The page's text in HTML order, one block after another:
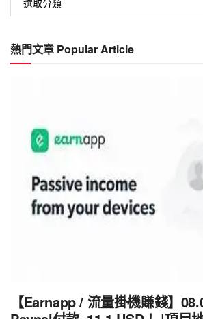
類
Category
熱門文章 Popular Article
【Earnapp / 流量掛機賺錢】